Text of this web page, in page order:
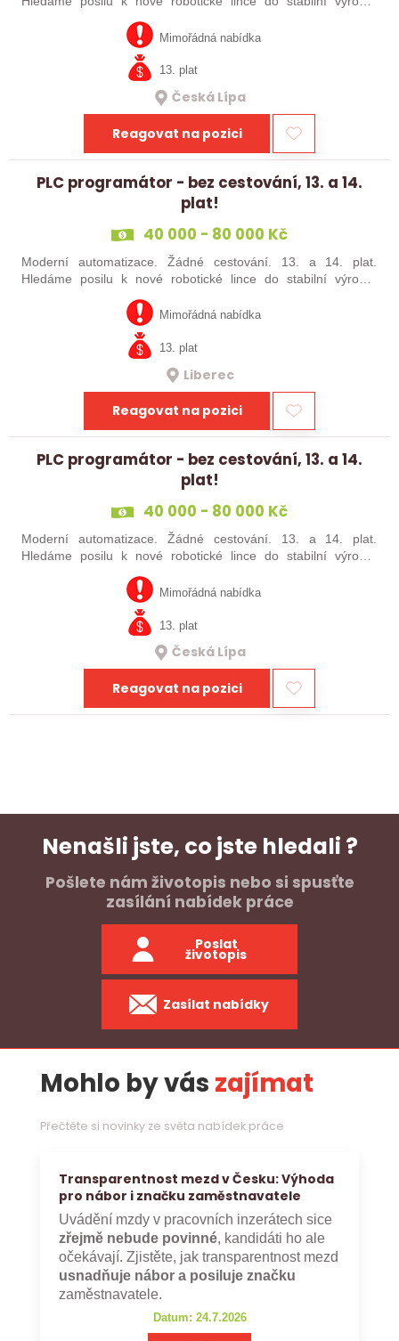
jste šikovný absolvent…
Mimořádná nabídka
13. plat
Česká Lípa
Reagovat na pozici
PLC programátor - bez cestování, 13. a 14.
plat!
40 000 - 80 000 Kč
Moderní automatizace. Žádné cestování. 13. a 14. plat.
Hledáme posilu k nové robotické lince do stabilní výrobní
jste šikovný absolvent…
Mimořádná nabídka
13. plat
Liberec
Reagovat na pozici
PLC programátor - bez cestování, 13. a 14.
plat!
40 000 - 80 000 Kč
Moderní automatizace. Žádné cestování. 13. a 14. plat.
Hledáme posilu k nové robotické lince do stabilní výrobní
jste šikovný absolvent…
Mimořádná nabídka
13. plat
Česká Lípa
Reagovat na pozici
Nenašli jste, co jste hledali ?
Pošlete nám životopis nebo si spusťte
zasílání nabídek práce
Poslat
životopis
Zasílat nabídky
Mohlo by vás zajímat
Přečtěte si novinky ze světa nabídek práce
Transparentnost mezd v Česku: Výhoda
pro nábor i značku zaměstnavatele
Uvádění mzdy v pracovních inzerátech sice
zřejmě nebude povinné, kandidáti ho ale
očekávají. Zjistěte, jak transparentnost mezd
usnadňuje nábor a posiluje značku
zaměstnavatele.
Datum: 24.7.2026